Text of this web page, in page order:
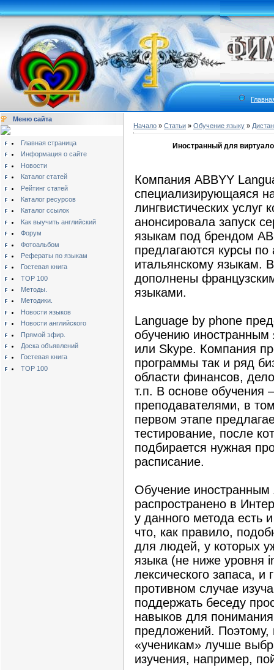
Меню сайта
Главная страница
Информация о сайте
Новости
Каталог статей
Рейтинг статей
Каталог ресурсов
Каталог ссылок
Как выучить английский
Форум
Фотоальбом
Рефераты по языкам
Гостевая книга
TOP 100
Методы.
Методики.
Новости языков
Новости английского
Прямой эфир.
Доска объявлений
Гостевая книга
TOP 100
Начало » Статьи » Обучение языку »
Иностранный для
Компания ABBYY
специализирующаяся
лингвистических услуг
анонсировала запуск
языкам под брендом
предлагаются курсы
итальянскому языкам.
дополнены
языками.
Language by phone
обучению
или Skype. Компания
программы так и ряд
области финансов,
т.п. В основе обучения
преподавателями, в
первом этапе
тестирование, после
подбирается нужная
расписание.
Обучение
распространено в
у данного метода есть
что, как правило,
для людей, у которых
языка (не ниже уровня
лексического запаса,
противном случае
поддержать беседу
навыков для
предложений.
«ученикам» лучше
изучения, например,